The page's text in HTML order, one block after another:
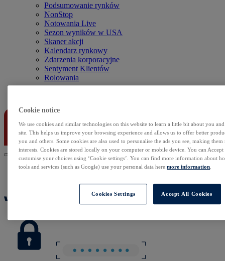
Podsumowanie rynków
NonStop
Notowania Live
Sezon wyników w USA
Skaner akcji
Kalendarz rynkowy
Zdarzenia korporacyjne
Sentyment Klientów
Rolowania
Cookie notice
We use cookies and similar technologies on this website to learn a little bit about you
site. This helps us improve your browsing experience and allows us to offer better
you and others. Some cookies are also used to personalise the ads you see, making
interests. Cookies are stored locally on your computer or mobile device. You can
customise your choices using ‘Cookie settings’. You can find more information about
tools and services (such as Google) use your personal data here:more information
Cookies Settings Accept All Cookies